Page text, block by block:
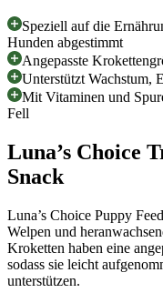
Speziell auf die
Hunden abgestimmt
Angepasste
Unterstützt Wachstum,
Mit Vitaminen und
Fell
Luna’s Choice
Snack
Luna’s Choice Puppy
Welpen und
Kroketten haben eine
sodass sie leicht
unterstützen.